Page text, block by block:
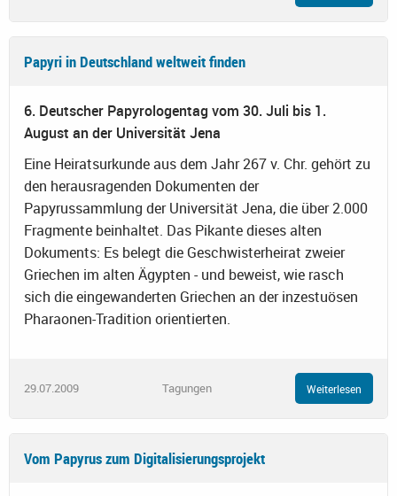
Papyri in Deutschland weltweit finden
6. Deutscher Papyrologentag vom 30. Juli bis 1.
August an der Universität Jena
Eine Heiratsurkunde aus dem Jahr 267 v. Chr. gehört zu
den herausragenden Dokumenten der
Papyrussammlung der Universität Jena, die über 2.000
Fragmente beinhaltet. Das Pikante dieses alten
Dokuments: Es belegt die Geschwisterheirat zweier
Griechen im alten Ägypten - und beweist, wie rasch
sich die eingewanderten Griechen an der inzestuösen
Pharaonen-Tradition orientierten.
29.07.2009 Tagungen Weiterlesen
Vom Papyrus zum Digitalisierungsprojekt